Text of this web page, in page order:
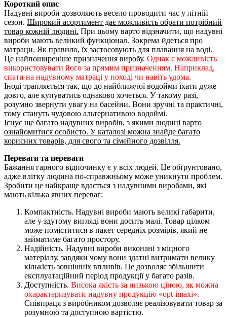
Короткий опис
Надувні вироби дозволяють весело проводити час у літній
сезон. Широкий асортимент дає можливість обрати потрібний
товар кожній людині. При цьому варто відзначити, що надувні
вироби мають великий функціонал. Зокрема йдеться про
матраци. Як правило, їх застосовують для плавання на воді.
Це найпоширеніше призначення виробу. Однак є можливість
використовувати його за прямим призначенням. Наприклад,
спати на надувному матраці у поході чи навіть удома.
Іноді трапляється так, що до найближчої водойми їхати дуже
довго, але купуватись однаково хочеться. У такому разі,
розумно звернути увагу на басейни. Вони зручні та практичні,
тому стануть чудовою альтернативою водоймі.
Існує ще багато надувних виробів, з якими людині варто
ознайомитися особисто. У каталозі можна знайде багато
корисних товарів, для свого та сімейного дозвілля.
Переваги та переваги
Бажання гарного відпочинку є у всіх людей. Це обґрунтовано,
адже влітку людина по-справжньому може уникнути проблем.
Зробити це найкраще вдасться з надувними виробами, які
мають кілька явних переваг:
Компактність. Надувні вироби мають великі габарити,
але у здутому вигляді вони досить малі. Товар цілком
може поміститися в пакет середніх розмірів, який не
займатиме багато простору.
Надійність. Надувні вироби виконані з міцного
матеріалу, завдяки чому вони здатні витримати велику
кількість зовнішніх впливів. Це дозволяє збільшити
експлуатаційний період продукції у багато разів.
Доступність. Висока якість за низькою ціною, як можна
охарактеризувати надувну продукцію «opt-imaxi».
Співпраця з виробником дозволяє реалізовувати товар за
розумною та доступною вартістю.